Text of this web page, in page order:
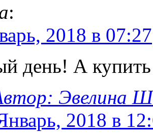
:
2018 в 07:27
день! А купить
Эвелина
2018 в